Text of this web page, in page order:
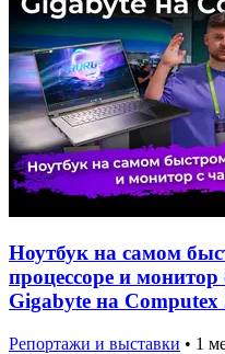
Ноутбук на самом
процессоре и монитор
Gigabyte на Computex
Репортажи и выставки • 1